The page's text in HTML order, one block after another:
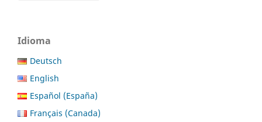
Idioma
Deutsch
English
Español (España)
Français (Canada)